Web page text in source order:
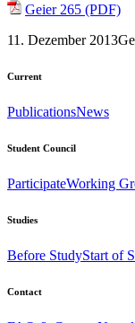
Geier 265 (PDF)
11. Dezember 2013
Current
PublicationsNews
Student Council
ParticipateWorking
Studies
Before StudyStart of
Contact